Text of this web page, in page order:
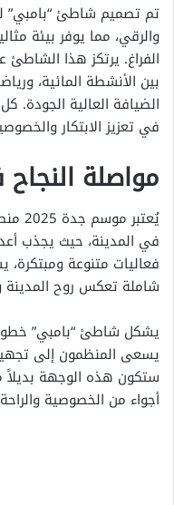
تم تصميم شاطئ “بامبي”
والرقي، مما يوفر بيئة
الفراغ. يرتكز هذا
بين الأنشطة المائية،
الضيافة العالية
في تعزيز الابتكار
مواصلة
في المدينة، حيث يجذب
فعاليات متنوعة
شاملة تعكس روح المدينة
يشكل شاطئ “بامبي”
يسعى المنظمون إلى
ستكون هذه الوجهة بديلاً
أجواء من الخصوصية